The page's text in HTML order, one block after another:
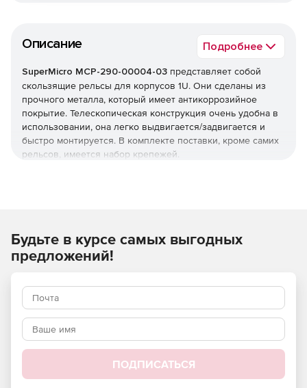
Описание Подробнее
SuperMicro MCP-290-00004-03 представляет собой
скользящие рельсы для корпусов 1U. Они сделаны из
прочного металла, который имеет антикоррозийное
покрытие. Телескопическая конструкция очень удобна в
использовании, она легко выдвигается/задвигается и
быстро монтируется. В комплекте поставки, кроме самих
рельсов, имеется набор крепежей.
Будьте в курсе самых выгодных
предложений!
ПОДПИСАТЬСЯ